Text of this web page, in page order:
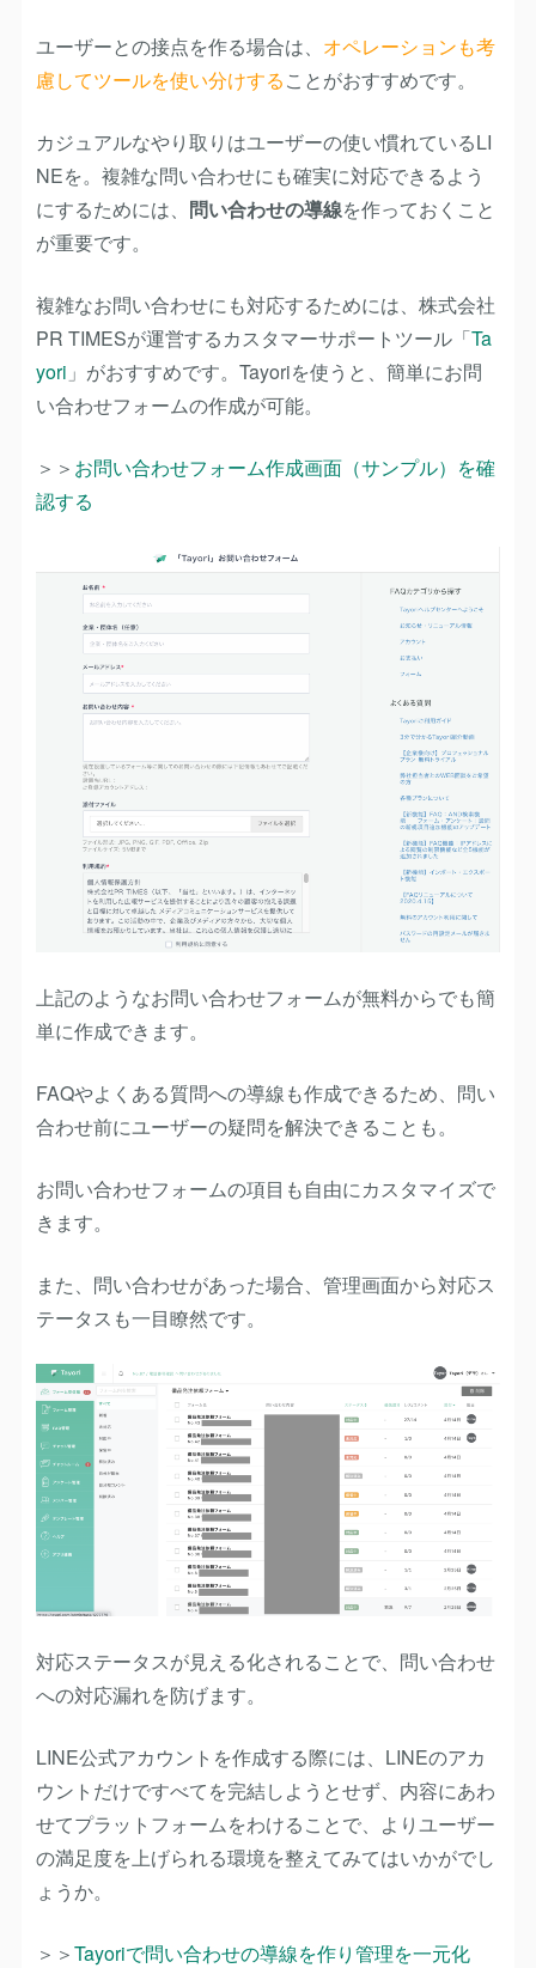
ユーザーとの接点を作る場合は、 オペレーションも考
慮してツールを使い分けすることがおすすめです。
カジュアルなやり取りはユーザーの使い慣れているLI
NEを。複雑な問い合わせにも確実に対応できるよう
にするためには、 問い合わせの導線を作っておくこと
が重要です。
複雑なお問い合わせにも対応するためには、株式会社
PR TIMESが運営するカスタマーサポートツール「Ta
yori 」がおすすめです。Tayoriを使うと、簡単にお問
い合わせフォームの作成が可能。
＞＞ お問い合わせフォーム作成画面（サンプル）を確
認する
上記のようなお問い合わせフォームが無料からでも簡
単に作成できます。
FAQやよくある質問への導線も作成できるため、問い
合わせ前にユーザーの疑問を解決できることも。
お問い合わせフォームの項目も自由にカスタマイズで
きます。
また、問い合わせがあった場合、管理画面から対応ス
テータスも一目瞭然です。
対応ステータスが見える化されることで、問い合わせ
への対応漏れを防げます。
LINE公式アカウントを作成する際には、LINEのアカ
ウントだけですべてを完結しようとせず、内容にあわ
せてプラットフォームをわけることで、よりユーザー
の満足度を上げられる環境を整えてみてはいかがでし
ょうか。
＞＞Tayoriで問い合わせの導線を作り管理を一元化